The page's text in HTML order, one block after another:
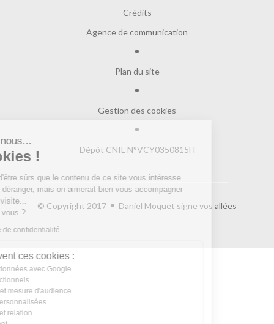
Crédits
Agence de communication
Plan du site
Gestion des cookies
Dépôt CNIL N°VCY0350815H
© Copyright 2017 Daniel Moquet signe vos allées
Salut c'est nous...
les Cookies !
On a attendu d'être sûrs que le contenu de
ce site vous intéresse avant de vous déranger, mais on aimerait bien
vous accompagner pendant votre visite...
C'est OK pour vous ?
Lire la politique de confidentialité
À quoi servent ces cookies :
Partage de données avec Google
Cookies fonctionnels
Statistiques et mesure d'audience
Annonces personnalisées
Expérience et relation